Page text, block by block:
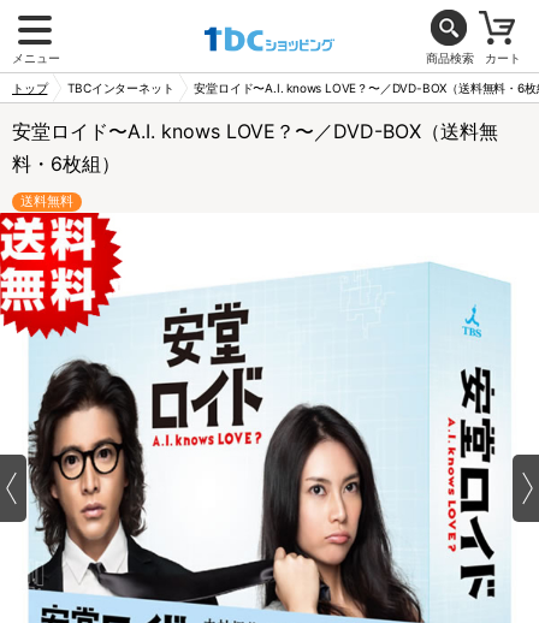
メニュー 商品検索 カート
トップ TBCインターネット 安堂ロイド〜A.I. knows LOVE？〜／DVD-BOX（送料無料・6枚
安堂ロイド〜A.I. knows LOVE？〜／DVD-BOX（送料無
料・6枚組）
送料無料